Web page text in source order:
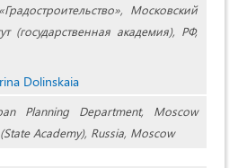
Московский
(государственная академия), РФ,
Dolinskaia
Planning Department, Moscow
Academy), Russia, Moscow